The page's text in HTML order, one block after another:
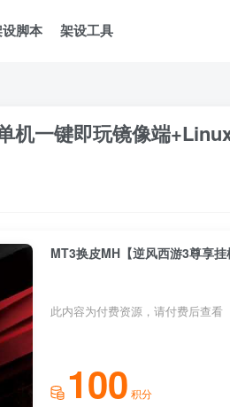
脚本 架设工具
机一键即玩镜像端
此内容为付费资源，请付费后查看
100 积分